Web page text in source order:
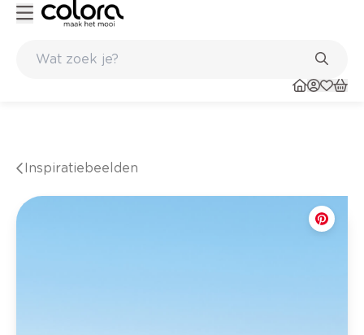
Inspiratiebeelden